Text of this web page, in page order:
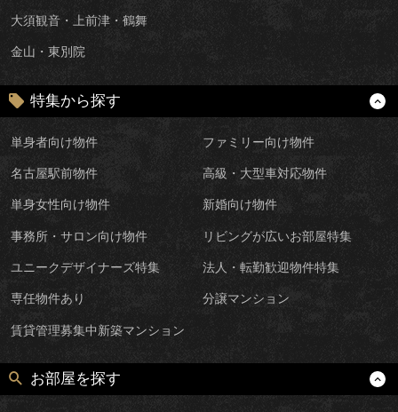
大須観音・上前津・鶴舞
金山・東別院
特集から探す
単身者向け物件 ファミリー向け物件
名古屋駅前物件 高級・大型車対応物件
単身女性向け物件 新婚向け物件
事務所・サロン向け物件 リビングが広いお部屋特集
ユニークデザイナーズ特集 法人・転勤歓迎物件特集
専任物件あり 分譲マンション
賃貸管理募集中新築マンション
お部屋を探す